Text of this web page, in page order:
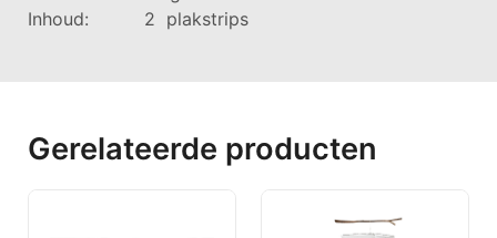
Inhoud: 2 plakstrips
Gerelateerde producten